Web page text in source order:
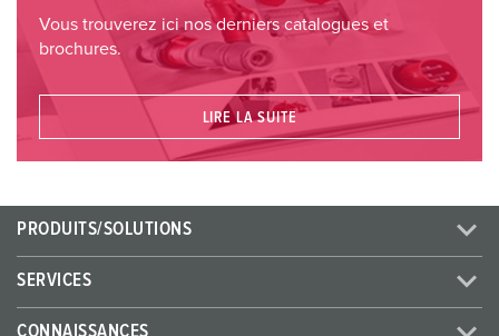
Vous trouverez ici nos derniers catalogues et
brochures.
LIRE LA SUITE
PRODUITS/SOLUTIONS
SERVICES
CONNAISSANCES